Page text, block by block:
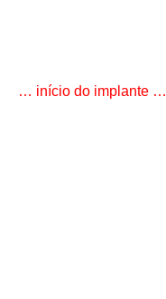
… início do implante …